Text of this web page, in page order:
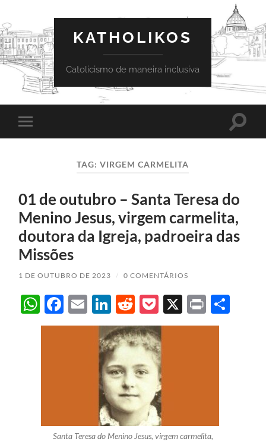
KATHOLIKOS
Catolicismo de maneira inclusiva
Toggle
mobile
Toggle
TAG:VIRGEM CARMELITA
01 de outubro – Santa Teresa do
Menino Jesus, virgem carmelita,
doutora da Igreja, padroeira das
Missões
1 DE OUTUBRO DE 2023 / 0 COMENTÁRIOS
WhatsApp
Facebook
EmailLinkedIn
Reddit
Pocket
X Print
Santa Teresa do Menino Jesus, virgem carmelita,